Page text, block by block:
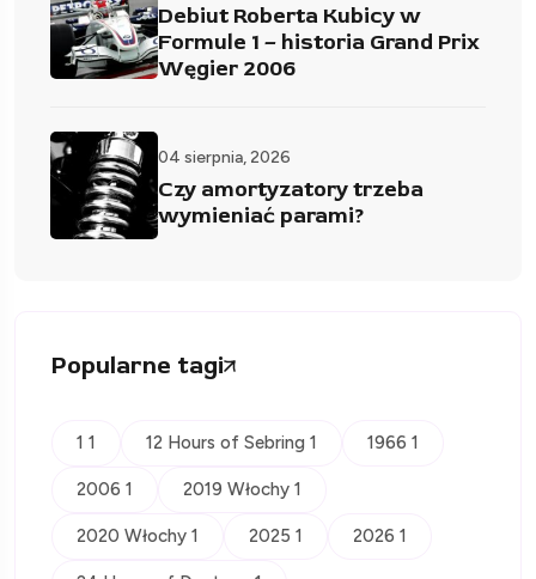
Debiut Roberta Kubicy w
Formule 1 – historia Grand Prix
Węgier 2006
04 sierpnia, 2026
Czy amortyzatory trzeba
wymieniać parami?
Popularne tagi
1 1 12 Hours of Sebring 1 1966 1
2006 1 2019 Włochy 1
2020 Włochy 1 2025 1 2026 1